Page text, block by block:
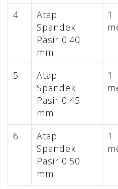
4
Atap
Spandek
Pasir 0.40
mm
1
5
Atap
Spandek
Pasir 0.45
mm
1
6
Atap
Spandek
Pasir 0.50
mm
1